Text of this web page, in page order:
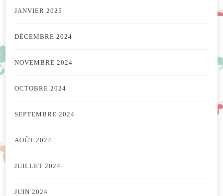
JANVIER 2025
DÉCEMBRE 2024
NOVEMBRE 2024
OCTOBRE 2024
SEPTEMBRE 2024
AOÛT 2024
JUILLET 2024
JUIN 2024